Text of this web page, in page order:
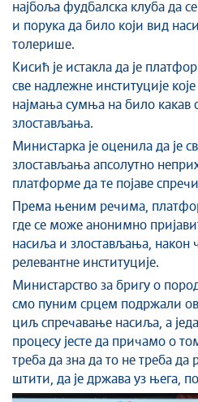
најбоља фудбалска клуба да
и порука да било који вид
толерише.
Кисић је истакла да је
све надлежне институције које
најмања сумња на било какав
злостављања.
Министарка је оценила да је
злостављања апсолутно
платформе да те појаве
Према њеним речима,
где се може анонимно
насиља и злостављања, након
релевантне институције.
Министарство за бригу о
смо пуним срцем подржали
циљ спречавање насиља, а
процесу јесте да причамо о
треба да зна да то не треба да
штити, да је држава уз њега,